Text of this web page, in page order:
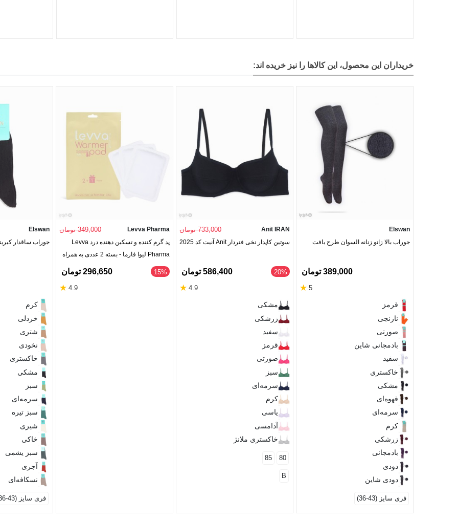
خریداران این محصول، این کالاها را نیز خریده اند:
Elswan
جوراب بالا زانو زنانه السوان طرح بافت
389,000 تومان
5
★
قرمز
نارنجی
صورتی
بادمجانی شاین
سفید
خاکستری
مشکی
قهوه‌ای
سرمه‌ای
کرم
زرشکی
بادمجانی
دودی
دودی شاین
فری سایز (43-36)
Anit IRAN 733,000 تومان
سوتین کاپدار نخی فنردار Anit آنیت کد 2025
‎20% 586,400 تومان
4.9
★
مشکی
زرشکی
سفید
قرمز
صورتی
سبز
سرمه‌ای
کرم
یاسی
آدامسی
خاکستری ملانژ
80
85
B
Levva Pharma 349,000 تومان
پد گرم کننده و تسکین دهنده درد Levva
Pharma لیوا فارما - بسته 2 عددی به همراه
1 عدد رایگان
‎15% 296,650 تومان
4.9
★
Elswan
جوراب ساقدار
کرم
خردلی
شتری
نخودی
خاکستری
مشکی
سبز
سرمه‌ای
سبز تیره
شیری
خاکی
سبز یشمی
آجری
نسکافه‌ای
فری سایز (43-36)